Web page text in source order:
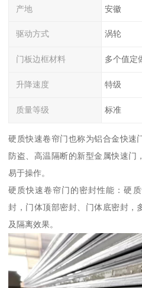
产地 安徽
驱动方式 涡轮
门板边框材料 多个值定
升降速度 特级
质量等级 标准
硬质快速卷帘门也称为铝合金快速
防盗、高温隔断的新型金属快速门
易于操作。
硬质快速卷帘门的密封性能：硬
封，门体顶部密封、门体底密封，
及隔离效果。